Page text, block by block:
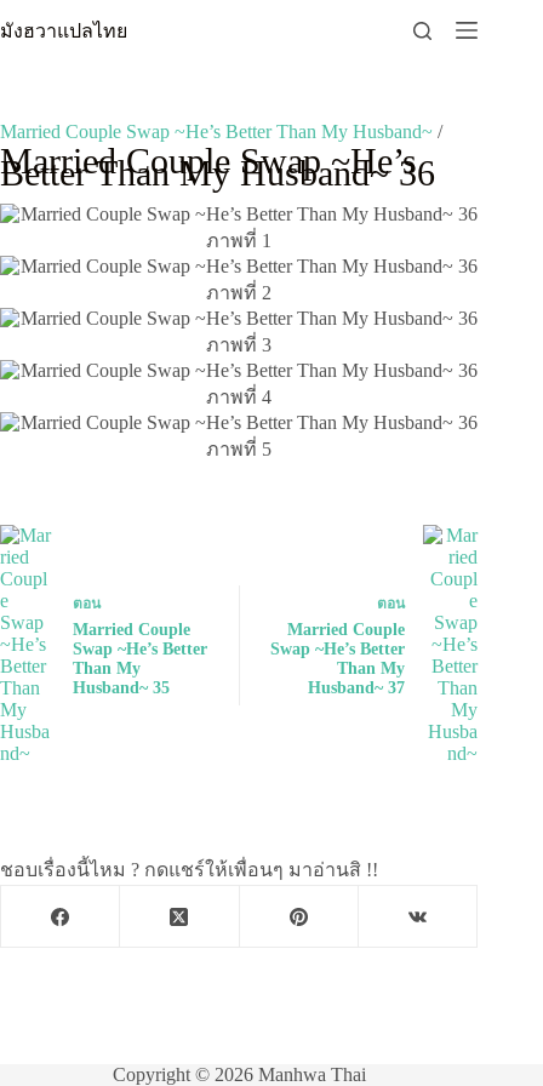
to
มังฮวาแปลไทย
Married Couple Swap ~He’s Better Than My Husband~ /
Married Couple Swap ~He’s
Better Than My Husband~ 36
ตอน
Married Couple
Swap ~He’s Better
Than My
Husband~ 35
ตอน
Married Couple
Swap ~He’s Better
Than My
Husband~ 37
ชอบเรื่องนี้ไหม ? กดแชร์ให้เพื่อนๆ มาอ่านสิ !!
Copyright © 2026 Manhwa Thai